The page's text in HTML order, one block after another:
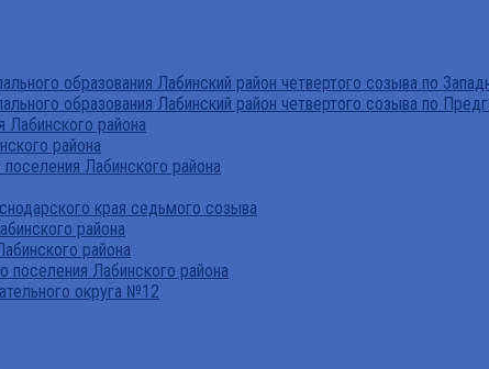
образования Лабинский район четвертого созыва по
образования Лабинский район четвертого созыва по
района
района
Лабинского района
края седьмого созыва
района
района
Лабинского района
округа №12